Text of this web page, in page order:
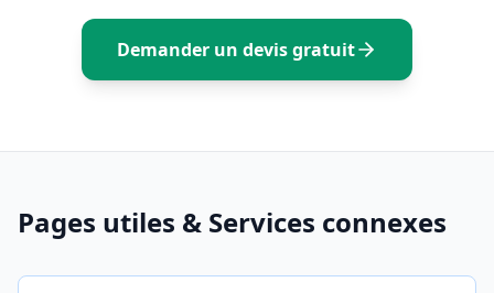
Demander un devis gratuit
Pages utiles & Services connexes